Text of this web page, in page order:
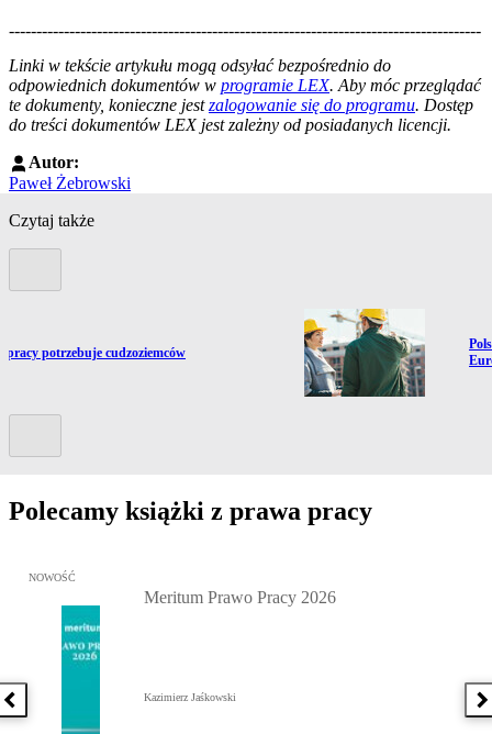
--------------------------------------------------------------------------------------
Linki w tekście artykułu mogą odsyłać bezpośrednio do
odpowiednich dokumentów w programie LEX. Aby móc przeglądać
te dokumenty, konieczne jestzalogowanie się do programu. Dostęp
do treści dokumentów LEX jest zależny od posiadanych licencji.
Autor:
Paweł Żebrowski
Czytaj także
do artykułu:
pracy potrzebuje cudzoziemców
Polecamy książki z prawa pracy
Poprzednia książka
Przejdź do: Meritum Prawo Pracy 2026, Kazimierz Jaśkowski -
NOWOŚĆ
Meritum Prawo Pracy 2026
Kazimierz Jaśkowski